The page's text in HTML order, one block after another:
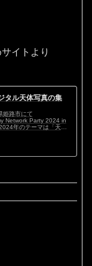
イトより
タル天体写真の集
姫路市にて
Network Party 2024 in
年のテーマは「天体